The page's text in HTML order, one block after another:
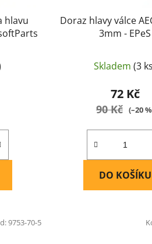
hlavu
Doraz hlavy válce
3mm - EPeS
Skladem(3
72 Kč
90 Kč (–20
DO KOŠÍKU
9753-70-5